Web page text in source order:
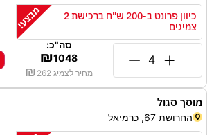
כיוון פרונט ב-200 ש"ח ברכישת 2
צמיגים
סה"כ:
₪1048
מחיר לצמיג ₪ 262
מוסך סגול
החרושת 67, כרמיאל